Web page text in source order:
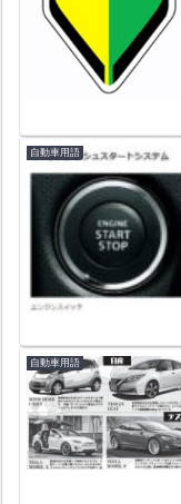
自動車用語
自動車用語